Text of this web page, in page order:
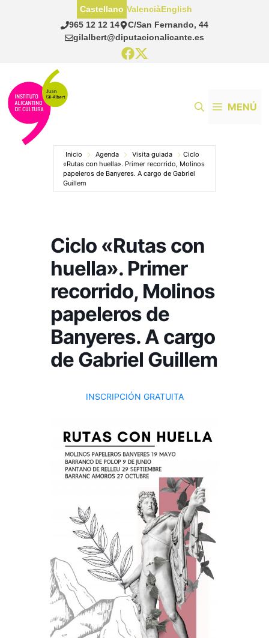
965 12 12 14
C/San Fernando, 44
gilalbert@diputacionalicante.es
Castellano ValenciàEnglish
MENÚ
Inicio Agenda Visita guiada
Ciclo
«Rutas con huella». Primer recorrido, Molinos
papeleros de Banyeres. A cargo de Gabriel
Guillem
Ciclo «Rutas con
huella». Primer
recorrido, Molinos
papeleros de
Banyeres. A cargo
de Gabriel Guillem
INSCRIPCIÓN GRATUITA